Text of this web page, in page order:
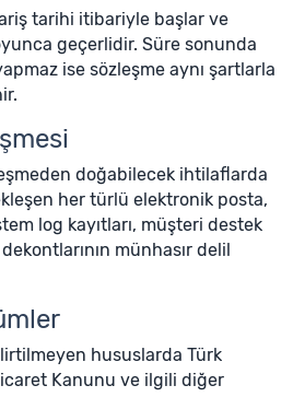
tarihi itibariyle başlar ve
geçerlidir. Süre sonunda
ise sözleşme aynı şartlarla
doğabilecek ihtilaflarda
her türlü elektronik posta,
log kayıtları, müşteri destek
münhasır delil
hususlarda Türk
Kanunu ve ilgili diğer